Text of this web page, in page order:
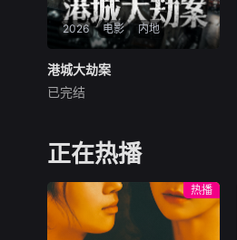
2026 电影 内地
港城大劫案
未知
存绝境的底层小人物，因一场
劫案命运交织。押款员唐月玲
手术；搭档李国荣遭杀猪盘骗
光积蓄，还面临失业危机；街
坊丧坤在黑帮九纹龙手下谋
港城大劫案
已完结
正在热播
热播